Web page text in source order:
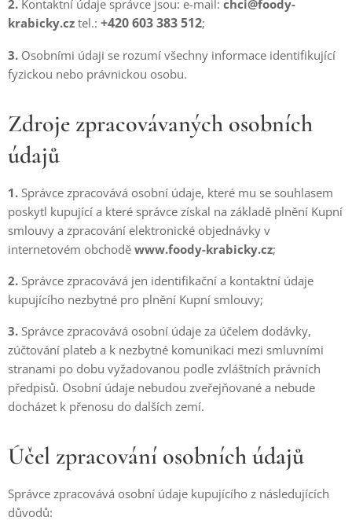
2. Kontaktní údaje správce jsou: e-mail: chci@foody-
krabicky.cz tel.: +420 603 383 512;
3. Osobními údaji se rozumí všechny informace identifikující
fyzickou nebo právnickou osobu.
Zdroje zpracovávaných osobních
údajů
1. Správce zpracovává osobní údaje, které mu se souhlasem
poskytl kupující a které správce získal na základě plnění Kupní
smlouvy a zpracování elektronické objednávky v
internetovém obchodě www.foody-krabicky.cz;
2. Správce zpracovává jen identifikační a kontaktní údaje
kupujícího nezbytné pro plnění Kupní smlouvy;
3. Správce zpracovává osobní údaje za účelem dodávky,
zúčtování plateb a k nezbytné komunikaci mezi smluvními
stranami po dobu vyžadovanou podle zvláštních právních
předpisů. Osobní údaje nebudou zveřejňované a nebude
docházet k přenosu do dalších zemí.
Účel zpracování osobních údajů
Správce zpracovává osobní údaje kupujícího z následujících
důvodů: